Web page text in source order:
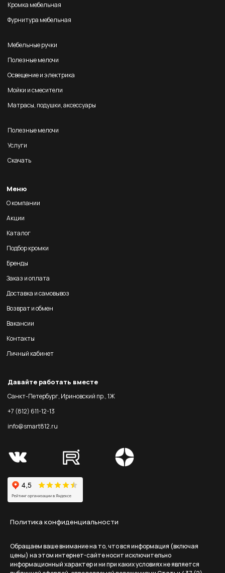
Кромка мебельная
Фурнитура мебельная
Мебельные ручки
Полезные мелочи
Освещение и электрика
Мойки и смесители
Матрасы, подушки, аксессуары
Полезные мелочи
Услуги
Скачать
Меню
О компании
Акции
Каталог
Подбор кромки
Бренды
Заказ и оплата
Доставка и самовывоз
Возврат и обмен
Вакансии
Контакты
Личный кабинет
Давайте работать вместе
Санкт-Петербург, Ириновский пр., 1Ж
+7 (812) 611-12-13
info@smart812.ru
Политика конфиденциальности
Обращаем ваше внимание на то, что вся информация (включая
цены) на этом интернет-сайте носит исключительно
информационный характер и ни при каких условиях не является